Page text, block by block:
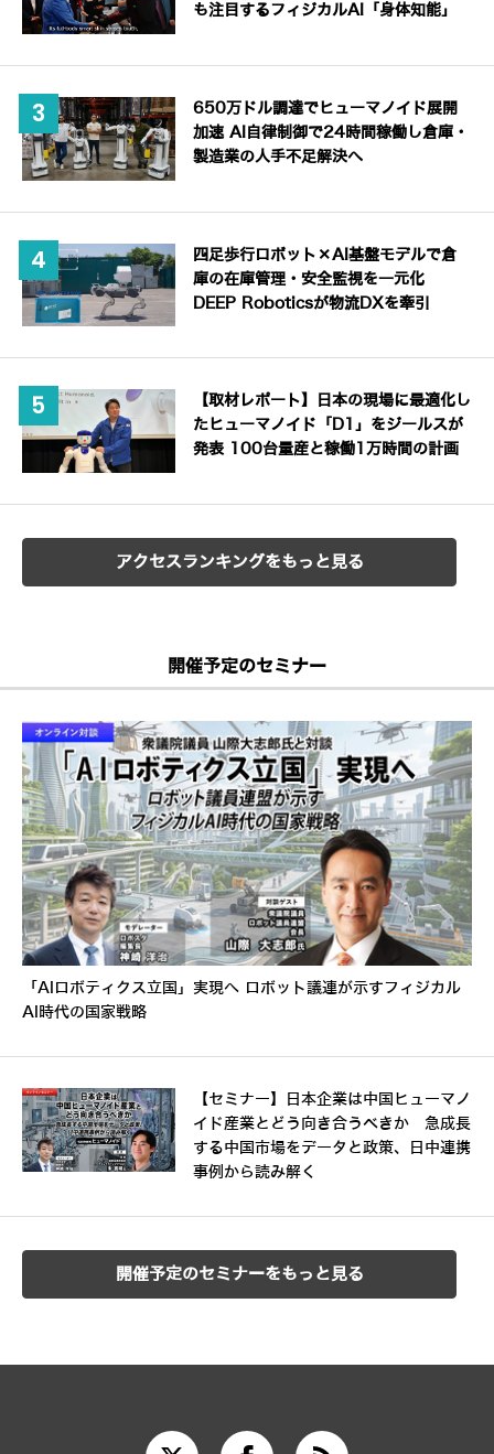
も注目するフィジカルAI「身体知能」
650万ドル調達でヒューマノイド展開
加速 AI自律制御で24時間稼働し倉庫・
製造業の人手不足解決へ
四足歩行ロボット×AI基盤モデルで倉
庫の在庫管理・安全監視を一元化
DEEP Roboticsが物流DXを牽引
【取材レポート】日本の現場に最適化し
たヒューマノイド「D1」をジールスが
発表 100台量産と稼働1万時間の計画
アクセスランキングをもっと見る
開催予定のセミナー
「AIロボティクス立国」実現へ ロボット議連が示すフィジカル
AI時代の国家戦略
【セミナー】日本企業は中国ヒューマノ
イド産業とどう向き合うべきか 急成長
する中国市場をデータと政策、日中連携
事例から読み解く
開催予定のセミナーをもっと見る